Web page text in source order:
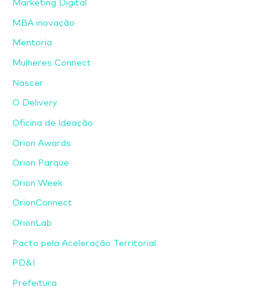
Marketing Digital
MBA inovação
Mentoria
Mulheres Connect
Nascer
O Delivery
Oficina de Ideação
Orion Awards
Orion Parque
Orion Week
OrionConnect
OrionLab
Pacto pela Aceleração Territorial
PD&I
Prefeitura